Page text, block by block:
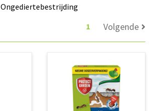
Ongediertebestrijding
1 Volgende